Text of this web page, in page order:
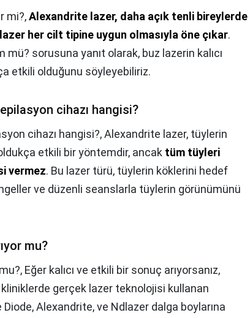
mi?,Alexandrite lazer, daha açık tenli bireylerde
her cilt tipine uygun olmasıyla öne çıkar.
mü? sorusuna yanıt olarak, buz lazerin kalıcı
etkili olduğunu söyleyebiliriz.
cihazı hangisi?
cihazı hangisi?,Alexandrite lazer, tüylerin
etkili bir yöntemdir, ancak tüm tüyleri
vermez. Bu lazer türü, tüylerin köklerini hedef
ve düzenli seanslarla tüylerin görünümünü
mu?
Eğer kalıcı ve etkili bir sonuç arıyorsanız,
gerçek lazer teknolojisi kullanan
Alexandrite, ve Ndlazer dalga boylarına